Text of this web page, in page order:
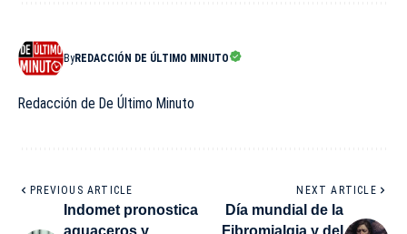
ByREDACCIÓN DE ÚLTIMO MINUTO
Redacción de De Último Minuto
PREVIOUS ARTICLE
Indomet pronostica
NEXT ARTICLE
Día mundial de la